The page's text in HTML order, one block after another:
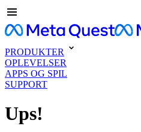
PRODUKTER
OPLEVELSER
APPS OG SPIL
SUPPORT
Ups!